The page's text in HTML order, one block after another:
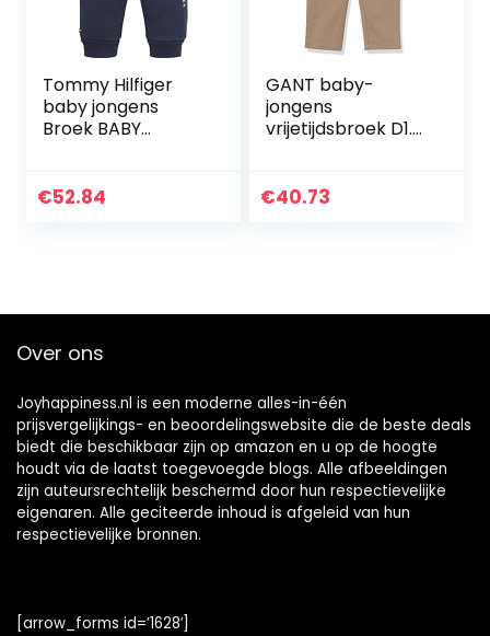
Tommy Hilfiger
baby jongens
Broek BABY
€52.84
GANT baby-
jongens
vrijetijdsbroek D1.
€40.73
Over ons
Joyhappiness.nl is een moderne alles-in-één
prijsvergelijkings- en beoordelingswebsite die de beste deals
biedt die beschikbaar zijn op amazon en u op de hoogte
houdt via de laatst toegevoegde blogs. Alle afbeeldingen
zijn auteursrechtelijk beschermd door hun respectievelijke
eigenaren. Alle geciteerde inhoud is afgeleid van hun
respectievelijke bronnen.
[arrow_forms id=’1628′]